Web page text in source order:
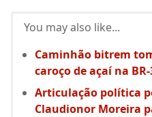
You may also like...
Caminhão bitrem
caroço de açaí na BR-
Articulação política
Claudionor Moreira